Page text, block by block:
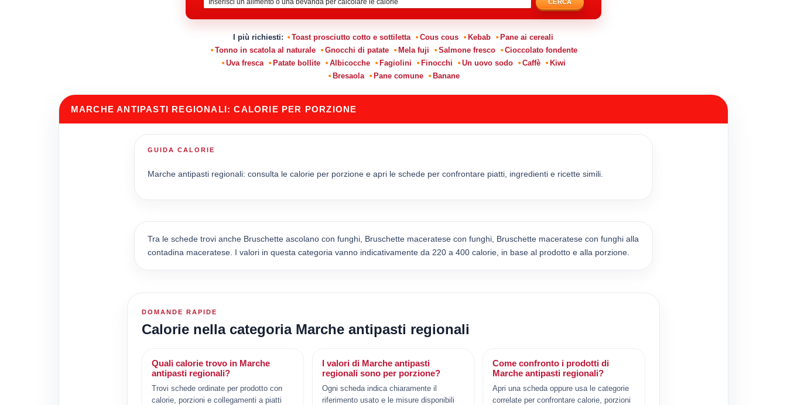
CERCA
I più richiesti: Toast prosciutto cotto e sottiletta Cous cous Kebab
Pane ai cereali
Tonno in scatola al naturale
Gnocchi di patate Mela fuji Salmone fresco
Cioccolato fondente
Uva fresca
Patate bollite Albicocche Fagiolini Finocchi Un uovo sodo Caffè
Kiwi
Bresaola
Pane comune Banane
MARCHE ANTIPASTI REGIONALI: CALORIE PER PORZIONE
GUIDA CALORIE
Marche antipasti regionali: consulta le calorie per porzione e apri le schede per confrontare piatti, ingredienti e ricette simili.
Tra le schede trovi anche Bruschette ascolano con funghi, Bruschette maceratese con funghi, Bruschette maceratese con funghi alla
contadina maceratese. I valori in questa categoria vanno indicativamente da 220 a 400 calorie, in base al prodotto e alla porzione.
DOMANDE RAPIDE
Calorie nella categoria Marche antipasti regionali
Quali calorie trovo in Marche
antipasti regionali?
Trovi schede ordinate per prodotto con
calorie, porzioni e collegamenti a piatti
I valori di Marche antipasti
regionali sono per porzione?
Ogni scheda indica chiaramente il
riferimento usato e le misure disponibili
Come confronto i prodotti di
Marche antipasti regionali?
Apri una scheda oppure usa le categorie
correlate per confrontare calorie, porzioni